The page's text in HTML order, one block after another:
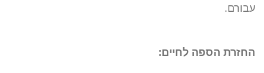
עבורם.
החזרת הספה לחיים: